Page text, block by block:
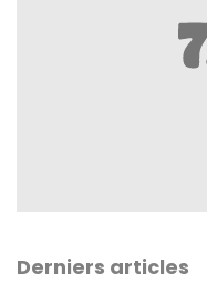
Derniers articles